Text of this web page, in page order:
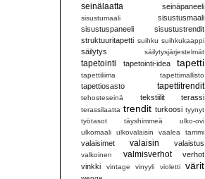
seinälaatta seinäpaneeli
sisustumaali
sisustusmaali
sisustuspaneeli
sisustustrendit
struktuuritapetti suihku suihkukaappi
säilytys säilytysjärjestelmät
tapetointi tapetointi-idea tapetti
tapettiliima tapettimallisto
tapettiosasto tapettitrendit
tehosteseinä tekstiilit terassi
terassilaatta trendit turkoosi tyynyt
työtasot
täyshimmeä
ulko-ovi
ulkomaali
ulkovalaisin vaalea tammi
valaisimet valaisin valaistus
valkoinen valmisverhot
verhot
vinkki
vintage vinyyli violetti värit